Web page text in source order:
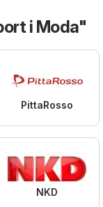
i Moda"
PittaRosso
NKD